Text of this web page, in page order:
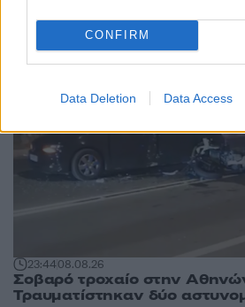
CONFIRM
Data Deletion Data Access
23:4408.08.26
Σοβαρό τροχαίο στην
Τραυματίστηκαν δύο